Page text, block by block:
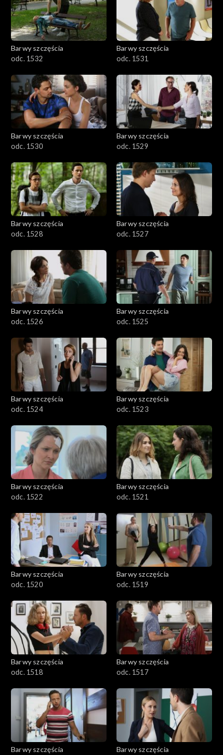
Barwy szczęścia
odc. 1532
Barwy szczęścia
odc. 1531
Barwy szczęścia
odc. 1530
Barwy szczęścia
odc. 1529
Barwy szczęścia
odc. 1528
Barwy szczęścia
odc. 1527
Barwy szczęścia
odc. 1526
Barwy szczęścia
odc. 1525
Barwy szczęścia
odc. 1524
Barwy szczęścia
odc. 1523
Barwy szczęścia
odc. 1522
Barwy szczęścia
odc. 1521
Barwy szczęścia
odc. 1520
Barwy szczęścia
odc. 1519
Barwy szczęścia
odc. 1518
Barwy szczęścia
odc. 1517
Barwy szczęścia
Barwy szczęścia